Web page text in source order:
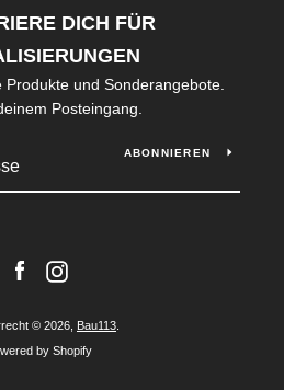
DICH FÜR
und Sonderangebote.
Posteingang.
ABONNIEREN
Facebook
© 2026, Bau113
by Shopify